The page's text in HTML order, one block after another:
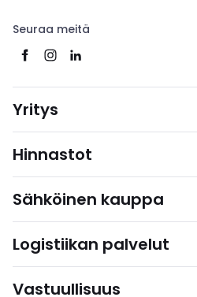
Seuraa meitä
Yritys
Hinnastot
Sähköinen kauppa
Logistiikan palvelut
Vastuullisuus